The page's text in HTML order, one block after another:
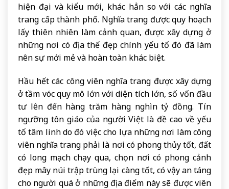
hiện đại và kiểu mới, khác hẳn so với các nghĩa
trang cấp thành phố. Nghĩa trang được quy hoạch
lấy thiên nhiên làm cảnh quan, được xây dựng ở
những nơi có địa thế đẹp chính yếu tố đó đã làm
nên sự mới mẻ và hoàn toàn khác biệt.
Hầu hết các công viên nghĩa trang được xây dựng
ở tầm vóc quy mô lớn với diện tích lớn, số vốn đầu
tư lên đến hàng trăm hàng nghìn tỷ đồng. Tín
ngưỡng tôn giáo của người Việt là đề cao về yếu
tố tâm linh do đó việc cho lựa những nơi làm công
viên nghĩa trang phải là nơi có phong thủy tốt, đất
có long mạch chạy qua, chọn nơi có phong cảnh
đẹp mây núi trập trùng lại càng tốt, có vậy an táng
cho người quá ở những địa điểm này sẽ được viên